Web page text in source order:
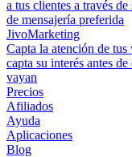
a tus clientes a través
de mensajería preferida
JivoMarketing
Capta la atención de tus
capta su interés antes de
vayan
Precios
Afiliados
Ayuda
Aplicaciones
Blog